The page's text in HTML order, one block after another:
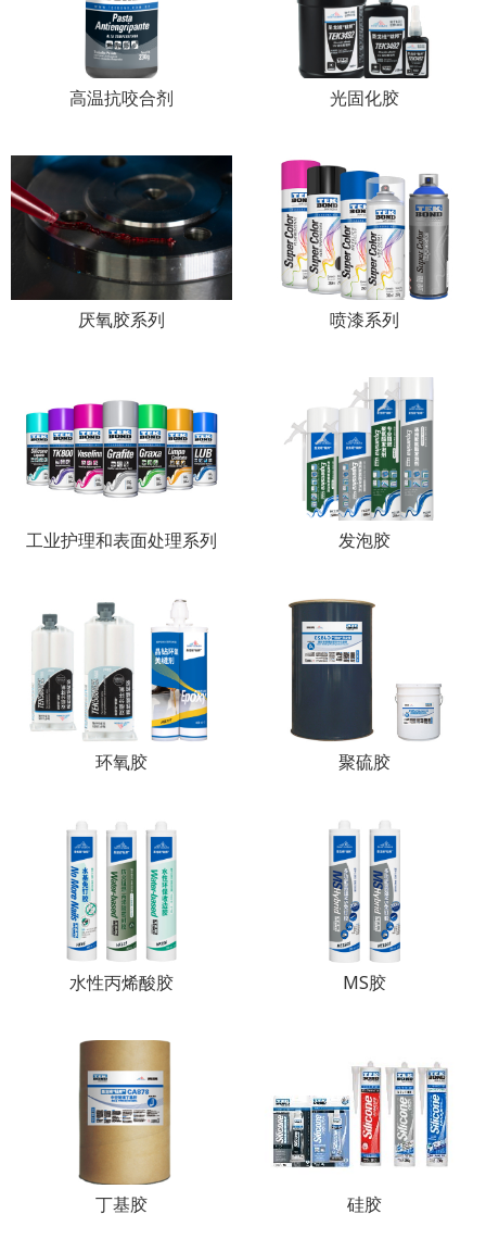
高温抗咬合剂 光固化胶
厌氧胶系列 喷漆系列
工业护理和表面处理系列 发泡胶
环氧胶 聚硫胶
水性丙烯酸胶 MS胶
丁基胶 硅胶